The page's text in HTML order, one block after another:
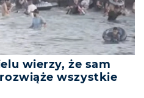
wierzy, że sam
wszystkie